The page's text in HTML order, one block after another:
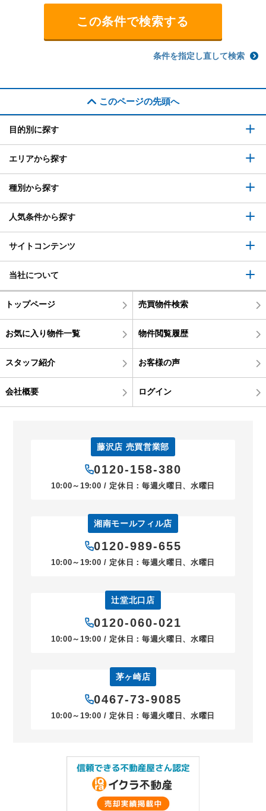
条件を指定し直して検索
このページの先頭へ
目的別に探す
エリアから探す
種別から探す
人気条件から探す
サイトコンテンツ
当社について
トップページ 売買物件検索
お気に入り物件一覧 物件閲覧履歴
スタッフ紹介 お客様の声
会社概要 ログイン
藤沢店 売買営業部
0120-158-380
10:00～19:00 / 定休日：毎週火曜日、水曜日
湘南モールフィル店
0120-989-655
10:00～19:00 / 定休日：毎週火曜日、水曜日
辻堂北口店
0120-060-021
10:00～19:00 / 定休日：毎週火曜日、水曜日
茅ヶ崎店
0467-73-9085
10:00～19:00 / 定休日：毎週火曜日、水曜日